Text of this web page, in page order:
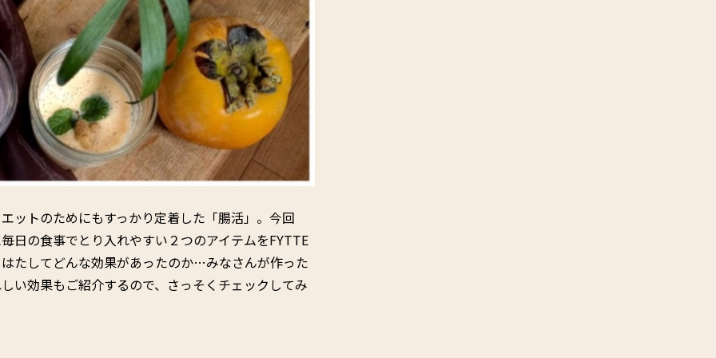
ットのためにもすっかり定着した「腸活」。今回
日の食事でとり入れやすい２つのアイテムをFYTTE
たしてどんな効果があったのか…みなさんが作った
い効果もご紹介するので、さっそくチェックしてみ